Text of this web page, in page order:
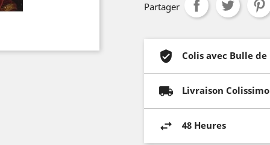
Partager
Colis avec Bulle
Livraison Colissimo
48 Heures